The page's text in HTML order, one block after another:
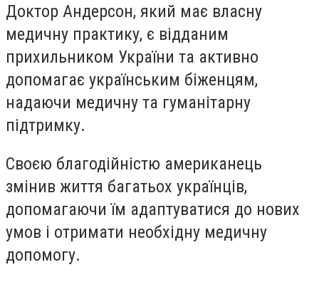
Доктор Андерсон, який має власну
медичну практику, є відданим
прихильником України та активно
допомагає українським біженцям,
надаючи медичну та гуманітарну
підтримку.
Своєю благодійністю американець
змінив життя багатьох українців,
допомагаючи їм адаптуватися до нових
умов і отримати необхідну медичну
допомогу.